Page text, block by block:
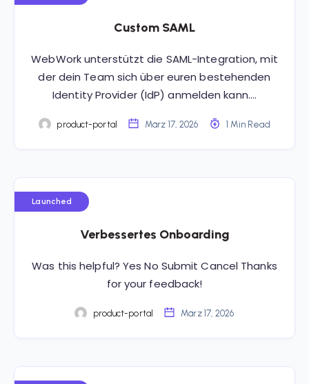
Custom SAML
WebWork unterstützt die SAML-Integration, mit
der dein Team sich über euren bestehenden
Identity Provider (IdP) anmelden kann….
product-portal März 17, 2026 1 Min Read
Launched
Verbessertes Onboarding
Was this helpful? Yes No Submit Cancel Thanks
for your feedback!
product-portal März 17, 2026